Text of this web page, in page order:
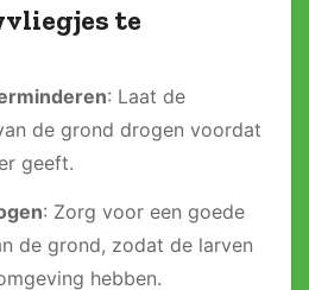
te
: Laat de
de grond drogen voordat
geeft.
: Zorg voor een goede
de grond, zodat de larven
hebben.